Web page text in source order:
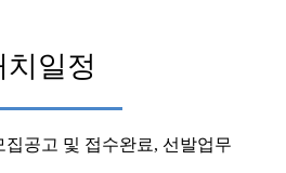
일정
집공고 및 접수완료, 선발업무